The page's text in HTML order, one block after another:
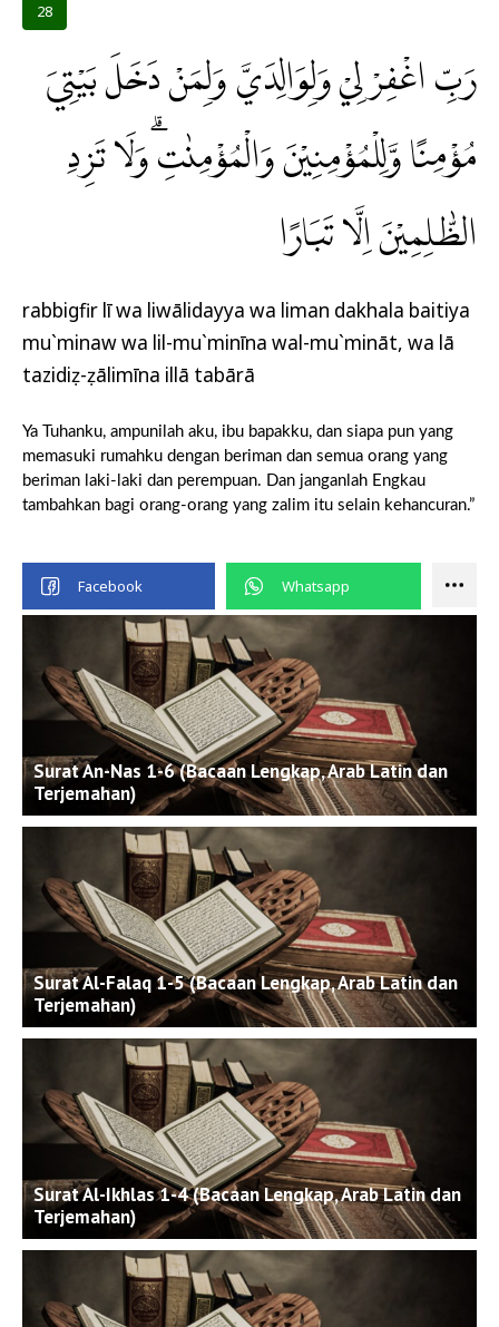
28
رَبِّ اغْفِرْ لِيْ وَلِوَالِدَيَّ وَلِمَنْ دَخَلَ بَيْتِيَ
مُؤْمِنًا وَّلِلْمُؤْمِنِيْنَ وَالْمُؤْمِنٰتِۗ وَلَا تَزِدِ
الظّٰلِمِيْنَ اِلَّا تَبَارًا
rabbigfir lī wa liwālidayya wa liman dakhala baitiya
mu`minaw wa lil-mu`minīna wal-mu`mināt, wa lā
tazidiẓ-ẓālimīna illā tabārā
Ya Tuhanku, ampunilah aku, ibu bapakku, dan siapa pun yang
memasuki rumahku dengan beriman dan semua orang yang
beriman laki-laki dan perempuan. Dan janganlah Engkau
tambahkan bagi orang-orang yang zalim itu selain kehancuran.”
Surat An-Nas 1-6 (Bacaan Lengkap, Arab Latin dan
Terjemahan)
Surat Al-Falaq 1-5 (Bacaan Lengkap, Arab Latin dan
Terjemahan)
Surat Al-Ikhlas 1-4 (Bacaan Lengkap, Arab Latin dan
Terjemahan)